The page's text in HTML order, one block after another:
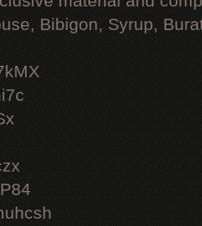
Bibigon, Syrup,